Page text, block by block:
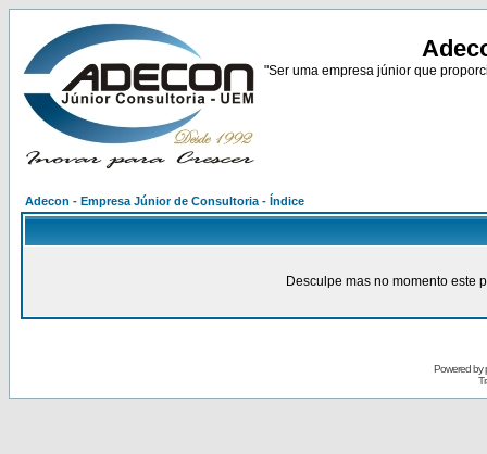
"Ser uma empresa júnior que
Adecon - Empresa Júnior de Consultoria - Índice
Desculpe mas no momento este
Powered by